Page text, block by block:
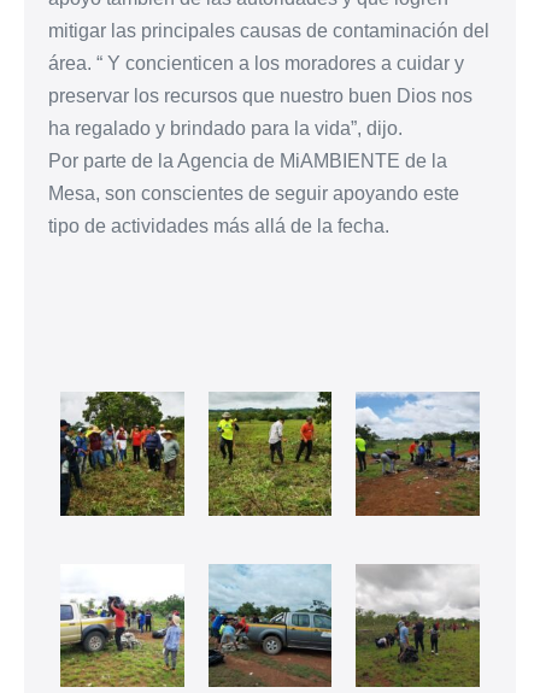
mitigar las principales causas de contaminación del
área. “ Y concienticen a los moradores a cuidar y
preservar los recursos que nuestro buen Dios nos
ha regalado y brindado para la vida”, dijo.
Por parte de la Agencia de MiAMBIENTE de la
Mesa, son conscientes de seguir apoyando este
tipo de actividades más allá de la fecha.